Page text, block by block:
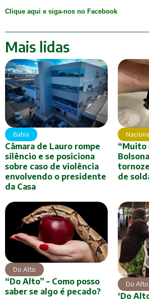
Clique aqui e siga-nos no Facebook
Mais lidas
Bahia
Câmara de Lauro rompe
silêncio e se posiciona
sobre caso de violência
envolvendo o presidente
da Casa
“Muito
de
Do Alto
“Do Alto” – Como posso
saber se algo é pecado?
Do Alto
‘Do